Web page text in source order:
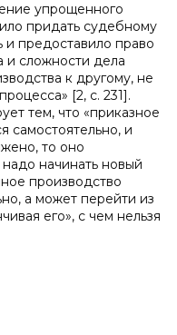
упрощенного
придать судебному
и предоставило право
и сложности дела
к другому, не
[2, c. 231].
тем, что «приказное
самостоятельно, и
то оно
начинать новый
производство
а может перейти из
его», с чем нельзя